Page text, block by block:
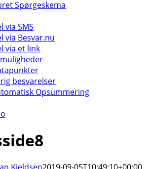
Spørgeskema
via SMS
via Besvar.nu
via et link
besvarelser
Opsummering